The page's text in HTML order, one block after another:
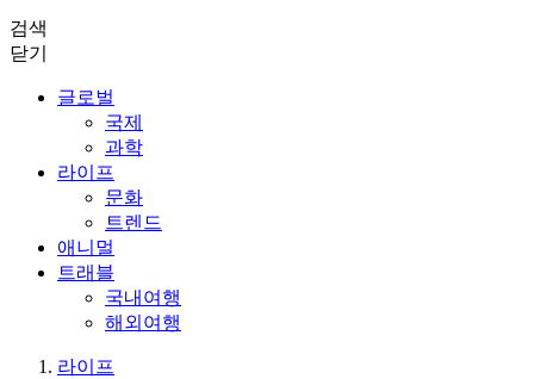
검색
닫기
글로벌
국제
과학
라이프
문화
트렌드
애니멀
트래블
국내여행
해외여행
라이프